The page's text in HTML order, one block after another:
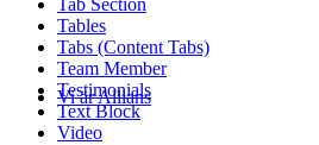
Vi är Allians
Tab Section
Tables
Tabs (Content Tabs)
Team Member
Testimonials
Text Block
Video